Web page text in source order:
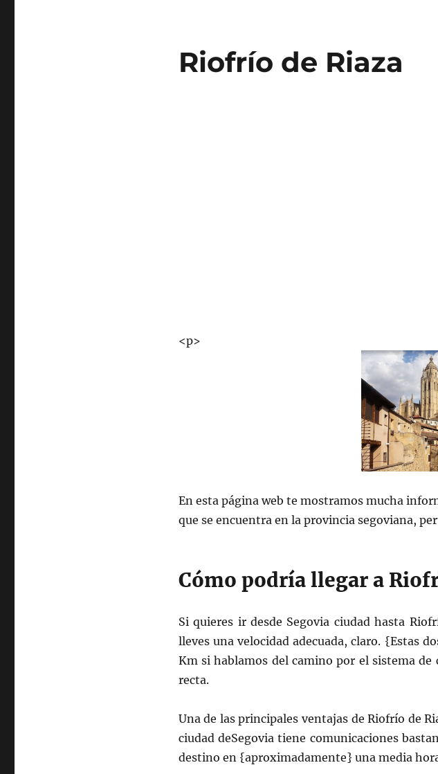
Riofrío de Riaza
<p>
En esta página web te mostramos mucha
que se encuentra en la provincia segoviana,
Cómo podría llegar a
Si quieres ir desde Segovia ciudad hasta
lleves una velocidad adecuada, claro. {Estas
Km si hablamos del camino por el sistema
recta.
Una de las principales ventajas de Riofrío de
ciudad deSegovia tiene comunicaciones
destino en {aproximadamente} una media